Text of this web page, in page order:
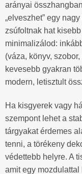
arányai
„elveszhet” egy
zsúfoltnak hat
minimalizálod:
(váza, könyv,
kevesebb gyakran
modern, letisztult
Ha kisgyerek vagy
szempont lehet a
tárgyakat érdemes
tenni, a törékeny
védettebb helyre. A
amit egy